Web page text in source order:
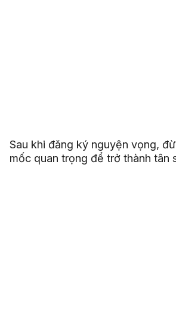
Sau khi đăng ký nguyện vọng,
mốc quan trọng để trở thành tân